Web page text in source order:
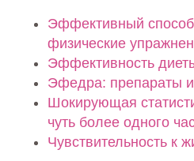
Эффективный
физические
Эффективность
Эфедра: препараты
Шокирующая
чуть более одного
Чувствительность к